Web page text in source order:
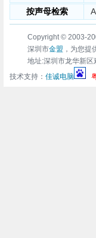
按声母检索
A
Copyright © 2003-
深圳市金盟 ，为您提
地址:深圳市龙华新
技术支持： 佳诚电脑